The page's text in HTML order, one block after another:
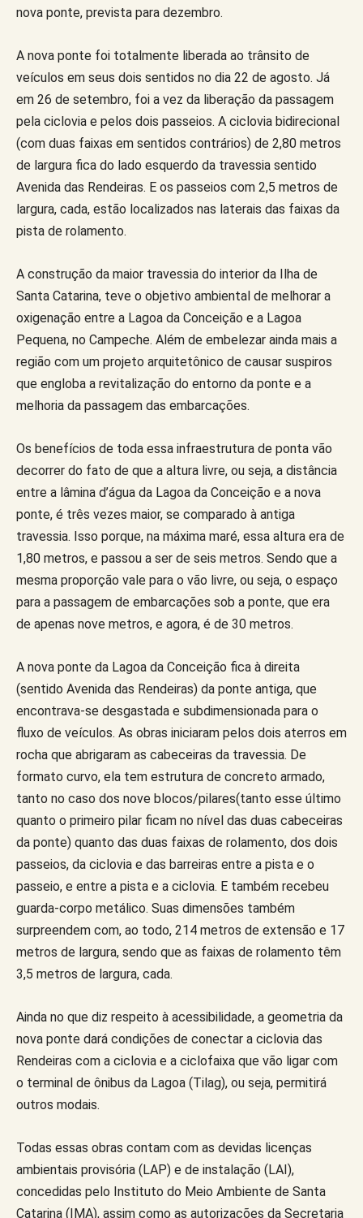
nova ponte, prevista para dezembro.
A nova ponte foi totalmente liberada ao trânsito de
veículos em seus dois sentidos no dia 22 de agosto. Já
em 26 de setembro, foi a vez da liberação da passagem
pela ciclovia e pelos dois passeios. A ciclovia bidirecional
(com duas faixas em sentidos contrários) de 2,80 metros
de largura fica do lado esquerdo da travessia sentido
Avenida das Rendeiras. E os passeios com 2,5 metros de
largura, cada, estão localizados nas laterais das faixas da
pista de rolamento.
A construção da maior travessia do interior da Ilha de
Santa Catarina, teve o objetivo ambiental de melhorar a
oxigenação entre a Lagoa da Conceição e a Lagoa
Pequena, no Campeche. Além de embelezar ainda mais a
região com um projeto arquitetônico de causar suspiros
que engloba a revitalização do entorno da ponte e a
melhoria da passagem das embarcações.
Os benefícios de toda essa infraestrutura de ponta vão
decorrer do fato de que a altura livre, ou seja, a distância
entre a lâmina d’água da Lagoa da Conceição e a nova
ponte, é três vezes maior, se comparado à antiga
travessia. Isso porque, na máxima maré, essa altura era de
1,80 metros, e passou a ser de seis metros. Sendo que a
mesma proporção vale para o vão livre, ou seja, o espaço
para a passagem de embarcações sob a ponte, que era
de apenas nove metros, e agora, é de 30 metros.
A nova ponte da Lagoa da Conceição fica à direita
(sentido Avenida das Rendeiras) da ponte antiga, que
encontrava-se desgastada e subdimensionada para o
fluxo de veículos. As obras iniciaram pelos dois aterros em
rocha que abrigaram as cabeceiras da travessia. De
formato curvo, ela tem estrutura de concreto armado,
tanto no caso dos nove blocos/pilares(tanto esse último
quanto o primeiro pilar ficam no nível das duas cabeceiras
da ponte) quanto das duas faixas de rolamento, dos dois
passeios, da ciclovia e das barreiras entre a pista e o
passeio, e entre a pista e a ciclovia. E também recebeu
guarda-corpo metálico. Suas dimensões também
surpreendem com, ao todo, 214 metros de extensão e 17
metros de largura, sendo que as faixas de rolamento têm
3,5 metros de largura, cada.
Ainda no que diz respeito à acessibilidade, a geometria da
nova ponte dará condições de conectar a ciclovia das
Rendeiras com a ciclovia e a ciclofaixa que vão ligar com
o terminal de ônibus da Lagoa (Tilag), ou seja, permitirá
outros modais.
Todas essas obras contam com as devidas licenças
ambientais provisória (LAP) e de instalação (LAI),
concedidas pelo Instituto do Meio Ambiente de Santa
Catarina (IMA), assim como as autorizações da Secretaria